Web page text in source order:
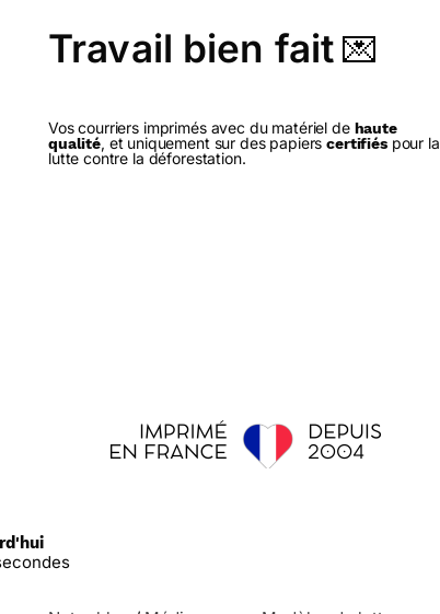
Travail bien fait 💌
Vos courriers imprimés avec du matériel de haute
qualité, et uniquement sur des papierscertifiéspour la
lutte contre la déforestation.